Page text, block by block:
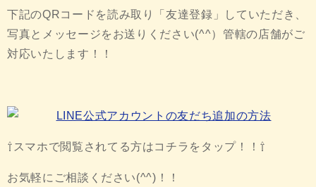
下記のQRコードを読み取り「友達登録」していただき、
写真とメッセージをお送りください(^^）管轄の店舗がご
対応いたします！！
⇧スマホで閲覧されてる方はコチラをタップ！！⇧
お気軽にご相談ください(^^)！！